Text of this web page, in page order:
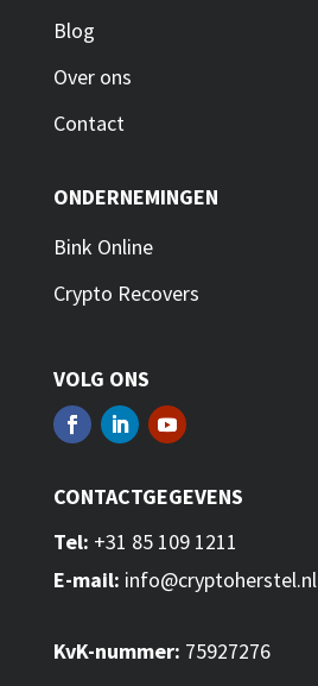
Blog
Over ons
Contact
ONDERNEMINGEN
Bink Online
Crypto Recovers
VOLG ONS
CONTACTGEGEVENS
Tel: +31 85 109 1211
E-mail: info@cryptoherstel.nl
KvK-nummer: 75927276